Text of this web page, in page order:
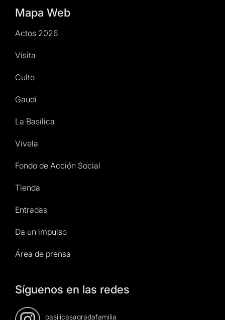
Mapa Web
Actos 2026
Visita
Culto
Gaudí
La Basílica
Vívela
Fondo de Acción Social
Tienda
Entradas
Da un impulso
Área de prensa
Síguenos en las redes
basilicasagradafamilia